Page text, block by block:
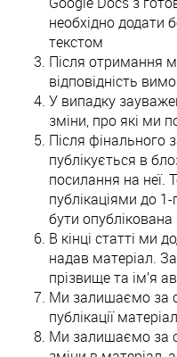
необхідно додати
текстом
Після отримання
відповідність
У випадку
зміни, про які ми
Після фінального
публікується в
посилання на неї.
публікаціями до
бути опублікована
В кінці статті ми
надав матеріал.
прізвище та ім’я
Ми залишаємо за
публікації
Ми залишаємо за